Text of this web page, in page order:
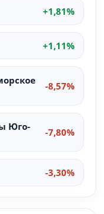
+1,81%
+1,11%
-8,57%
Юго-
-7,80%
-3,30%